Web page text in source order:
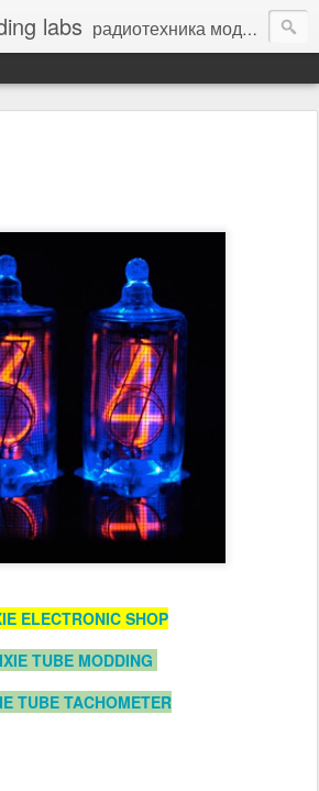
labs радиотехника моддинг винтажная электроника - Vintage Electronic
ELECTRONIC SHOP
TUBE MODDING
TUBE TACHOMETER